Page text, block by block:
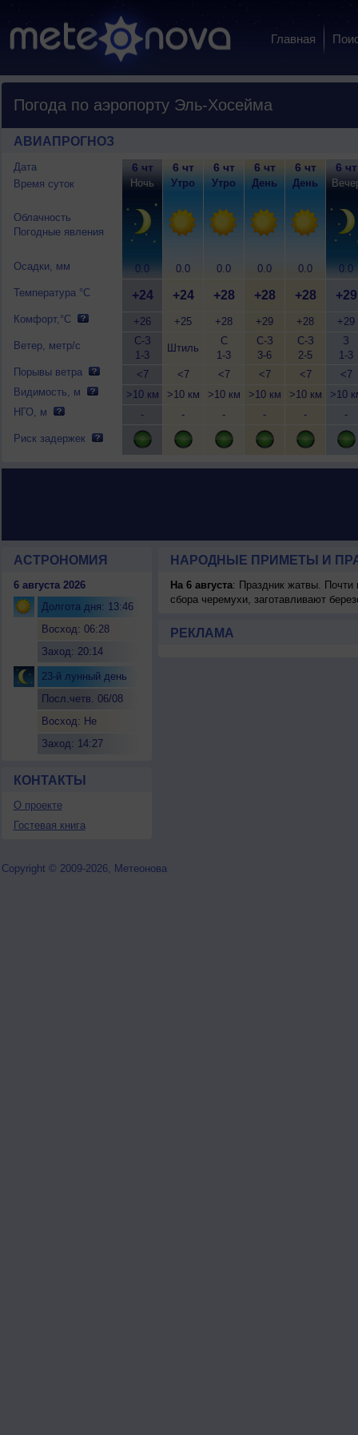
Главная
Погода по аэропорту Эль-Хосейма
АВИАПРОГНОЗ
Дата
Время суток
Облачность
Погодные явления
Осадки, мм
Температура °C
Комфорт,°C
Ветер, метр/с
Порывы ветра
Видимость, м
НГО, м
Риск задержек
6 чт
Ночь
0.0
+24
+26
С-З
1-3
<7
>10 км
-
6 чт
Утро
0.0
+24
+25
Штиль
<7
>10 км
-
6 чт
Утро
0.0
+28
+28
С
1-3
<7
>10 км
-
6 чт
День
0.0
+28
+29
С-З
3-6
<7
>10 км
-
6 чт
День
0.0
+28
+28
С-З
2-5
<7
>10 км
-
6 чт
0.0
+29
+29
З
1-3
<7
>10
-
АСТРОНОМИЯ
6 августа 2026
Долгота дня: 13:46
Восход: 06:28
Заход: 20:14
23-й лунный день
Посл.четв. 06/08
Восход: Не
Заход: 14:27
КОНТАКТЫ
О проекте
Гостевая книга
НАРОДНЫЕ ПРИМЕТЫ И
На 6 августа: Праздник жатвы. Почти
сбора черемухи, заготавливают
РЕКЛАМА
Copyright © 2009-2026, Метеонова